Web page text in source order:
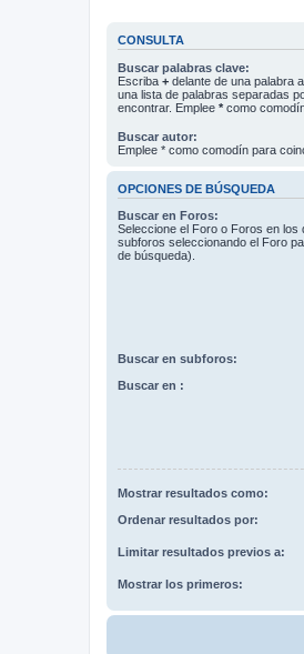
CONSULTA
Buscar palabras clave:
Escriba + delante de una palabra
una lista de palabras separadas
encontrar. Emplee * como
Buscar autor:
Emplee * como comodín para
OPCIONES DE BÚSQUEDA
Buscar en Foros:
Seleccione el Foro o Foros en los
subforos seleccionando el Foro
de búsqueda).
Buscar en subforos:
Buscar en :
Mostrar resultados como:
Ordenar resultados por:
Limitar resultados previos a:
Mostrar los primeros: